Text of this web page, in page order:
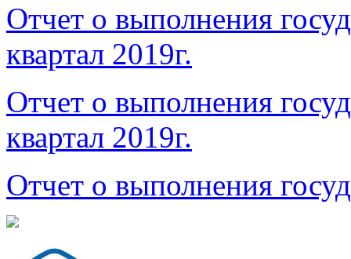
Отчет о выполнения
квартал 2019г.
Отчет о выполнения
квартал 2019г.
Отчет о выполнения